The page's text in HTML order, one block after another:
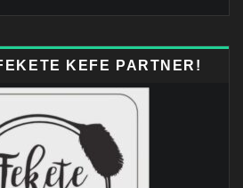
KEFE PARTNER!